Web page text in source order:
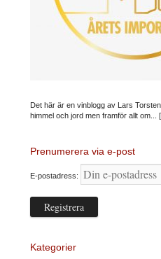
Det här är en vinblogg av Lars
himmel och jord men framför allt om...
Prenumerera via e-post
E-postadress:
Kategorier